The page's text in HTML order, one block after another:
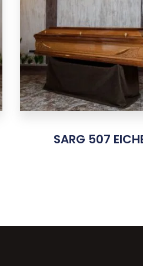
SARG 507